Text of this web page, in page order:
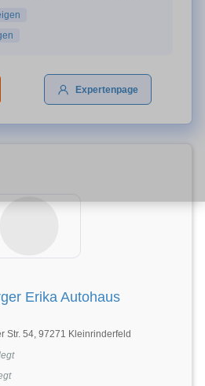
Expertenpage
Erika Autohaus
Str. 54, 97271 Kleinrinderfeld